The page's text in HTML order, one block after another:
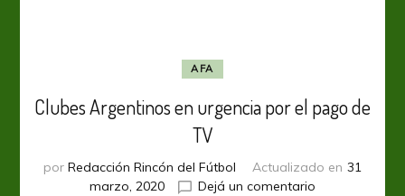
AFA
Clubes Argentinos en urgencia por el pago de
TV
por Redacción Rincón del Fútbol Actualizado en 31
marzo, 2020
Dejá un comentario